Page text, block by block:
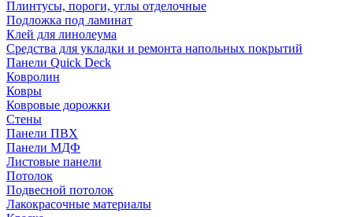
Плинтусы, пороги, углы отделочные
Подложка под ламинат
Клей для линолеума
Средства для укладки и ремонта напольных покрытий
Панели Quick Deck
Ковролин
Ковры
Ковровые дорожки
Стены
Панели ПВХ
Панели МДФ
Листовые панели
Потолок
Подвесной потолок
Лакокрасочные материалы